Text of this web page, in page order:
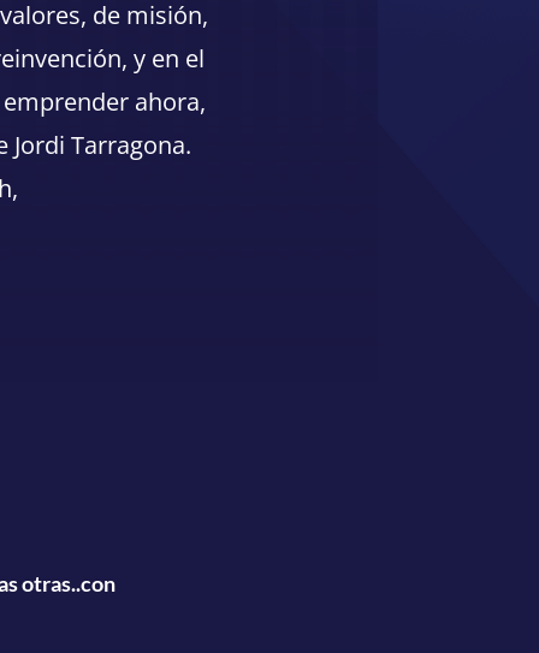
de misión,
y en el
ahora,
Tarragona.
otras..con